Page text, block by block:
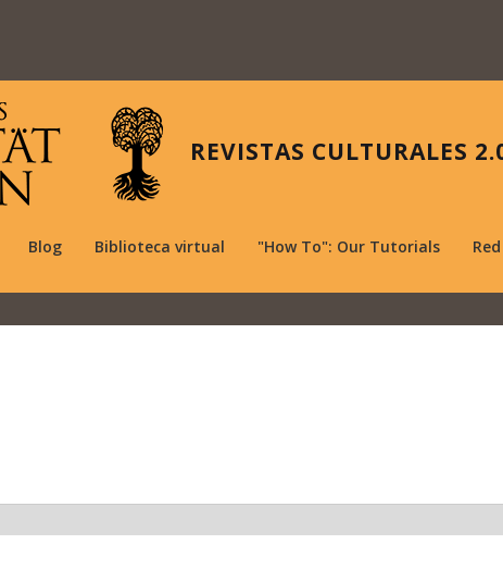
REVISTAS CULTURALES
Blog Biblioteca virtual "How To": Our Tutorials